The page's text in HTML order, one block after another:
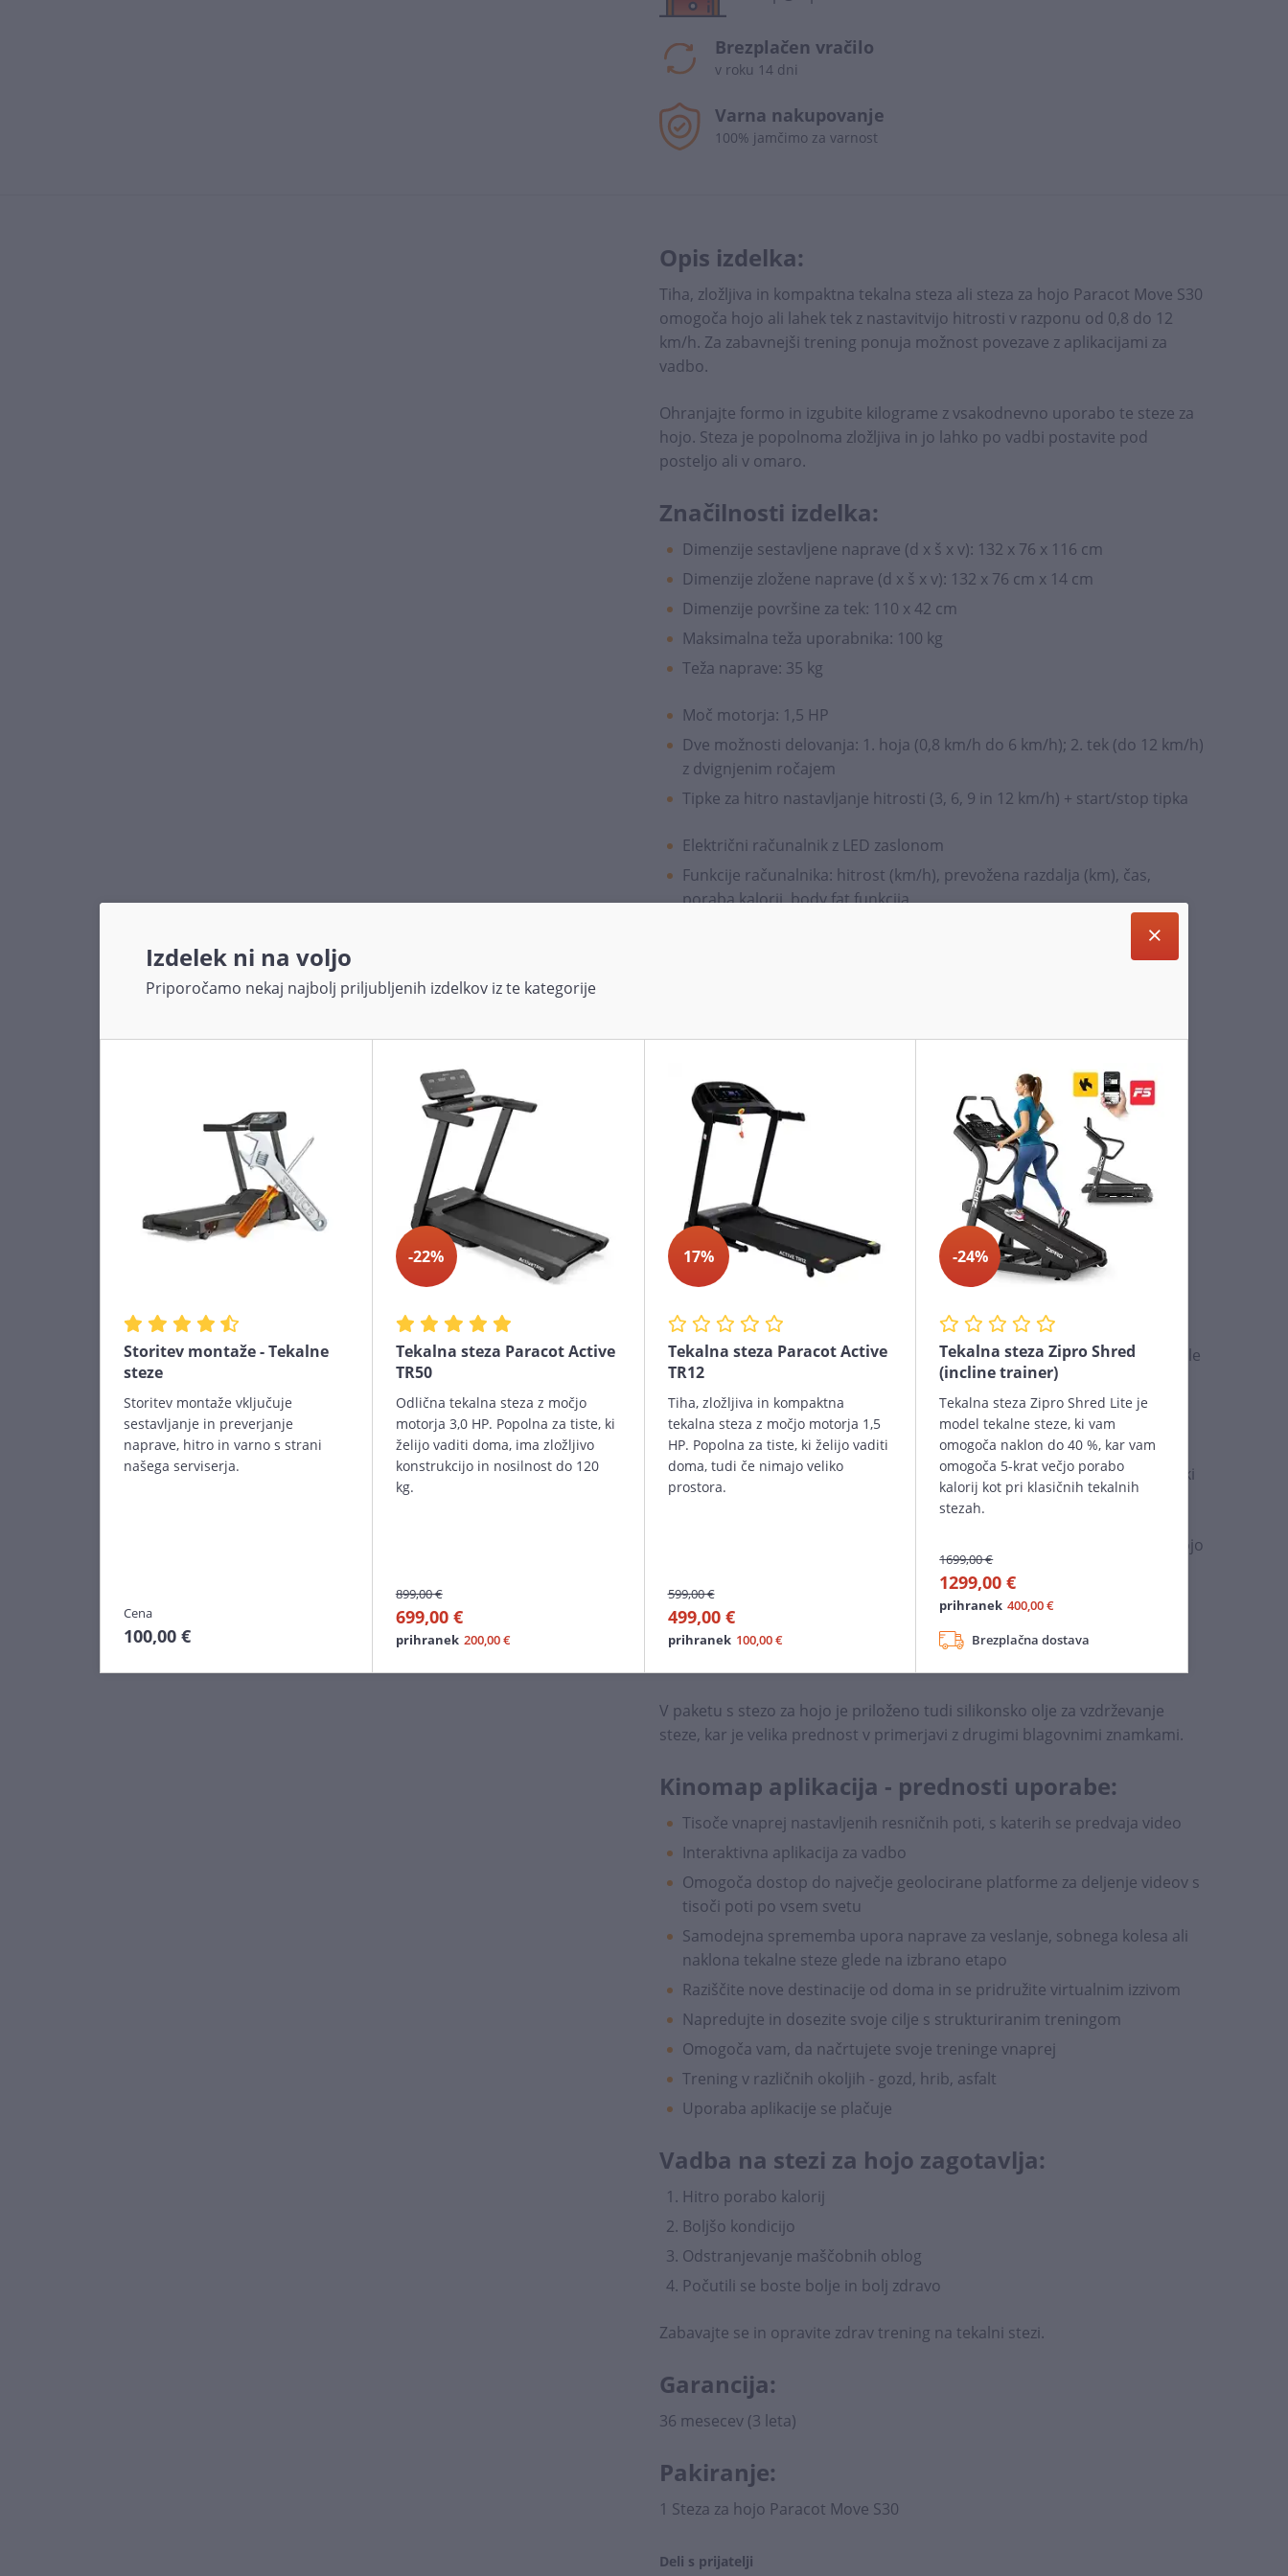
Brezplačen vračilo
v roku 14 dni
Varna nakupovanje
100% jamčimo za varnost
Opis izdelka:
Tiha, zložljiva in kompaktna tekalna steza ali steza za hojo Paracot Move S30
omogoča hojo ali lahek tek z nastavitvijo hitrosti v razponu od 0,8 do 12
km/h. Za zabavnejši trening ponuja možnost povezave z aplikacijami za
vadbo.
Ohranjajte formo in izgubite kilograme z vsakodnevno uporabo te steze za
hojo. Steza je popolnoma zložljiva in jo lahko po vadbi postavite pod
posteljo ali v omaro.
Značilnosti izdelka:
Dimenzije sestavljene naprave (d x š x v): 132 x 76 x 116 cm
Dimenzije zložene naprave (d x š x v): 132 x 76 cm x 14 cm
Dimenzije površine za tek: 110 x 42 cm
Maksimalna teža uporabnika: 100 kg
Teža naprave: 35 kg
Moč motorja: 1,5 HP
Dve možnosti delovanja: 1. hoja (0,8 km/h do 6 km/h); 2. tek (do 12 km/h)
z dvignjenim ročajem
Tipke za hitro nastavljanje hitrosti (3, 6, 9 in 12 km/h) + start/stop tipka
Električni računalnik z LED zaslonom
Funkcije računalnika: hitrost (km/h), prevožena razdalja (km), čas,
poraba kalorij, body fat funkcija
Daljinski upravljalnik za upravljanje s hitrostjo in funkcijami start/stop
Možnost shranjevanja pod posteljo ali za omaro
Tih tek
Držalo za tablico
Vgrajeni zvočniki
Kolesca za lažje premikanje po prostoru
Za domačo uporabo
Steza za hojo Paracot Move S30 se zloži v kompaktno velikost in zato ne
zavzame veliko prostora.
Steza je primerna za hitro hojo ali tek do maksimalne hitrosti 12 km/h.
Maksimalna nosilnost tega modela je 100 kg, sama steza za hojo pa tehta le
35 kg.
Steza vsebuje računalnik s funkcijami merjenja časa, razdalje, hitrosti in
porabljenih kalorij. Vgrajeni Bluetooth modul omogoča povezavo in
sinhronizacijo z mobilnimi aplikacijami, kot so Kinomap, Zwift in FitShow, ki
ponujajo različne programe treninga in spremljanje napredka.
Zahvaljujoč daljinskemu upravljalniku lahko prilagodite hitrost steze za hojo
svojim potrebam in jo tudi izključite kadarkoli.
Steza za hojo ima vgrajene zvočnike. Tako, ko se sinhronizira z mobilnim
telefonom z omogočenim bluetoothom, vam omogoča poslušanje vaše
V paketu s stezo za hojo je priloženo tudi silikonsko olje za vzdrževanje
steze, kar je velika prednost v primerjavi z drugimi blagovnimi znamkami.
Kinomap aplikacija - prednosti uporabe:
Tisoče vnaprej nastavljenih resničnih poti, s katerih se predvaja video
Interaktivna aplikacija za vadbo
Omogoča dostop do največje geolocirane platforme za deljenje videov s
tisoči poti po vsem svetu
Samodejna sprememba upora naprave za veslanje, sobnega kolesa ali
naklona tekalne steze glede na izbrano etapo
Raziščite nove destinacije od doma in se pridružite virtualnim izzivom
Napredujte in dosezite svoje cilje s strukturiranim treningom
Omogoča vam, da načrtujete svoje treninge vnaprej
Trening v različnih okoljih - gozd, hrib, asfalt
Uporaba aplikacije se plačuje
Vadba na stezi za hojo zagotavlja:
Hitro porabo kalorij
Boljšo kondicijo
Odstranjevanje maščobnih oblog
Počutili se boste bolje in bolj zdravo
Zabavajte se in opravite zdrav trening na tekalni stezi.
Garancija:
36 mesecev (3 leta)
Pakiranje:
1 Steza za hojo Paracot Move S30
Deli s prijatelji
Izdelek ni na voljo
Priporočamo nekaj najbolj priljubljenih izdelkov iz te kategorije
Storitev montaže - Tekalne
steze
Storitev montaže vključuje
sestavljanje in preverjanje
naprave, hitro in varno s strani
našega serviserja.
Cena
100,00 €
-22%
Tekalna steza Paracot Active
TR50
Odlična tekalna steza z močjo
motorja 3,0 HP. Popolna za tiste, ki
želijo vaditi doma, ima zložljivo
konstrukcijo in nosilnost do 120
kg.
899,00 €
699,00 €
prihranek 200,00 €
17%
Tekalna steza Paracot Active
TR12
Tiha, zložljiva in kompaktna
tekalna steza z močjo motorja 1,5
HP. Popolna za tiste, ki želijo vaditi
doma, tudi če nimajo veliko
prostora.
599,00 €
499,00 €
prihranek 100,00 €
-24%
Tekalna steza Zipro Shred
(incline trainer)
Tekalna steza Zipro Shred Lite je
model tekalne steze, ki vam
omogoča naklon do 40 %, kar vam
omogoča 5-krat večjo porabo
kalorij kot pri klasičnih tekalnih
stezah.
1699,00 €
1299,00 €
prihranek 400,00 €
Brezplačna dostava